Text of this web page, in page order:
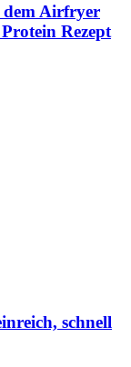
dem Airfryer
Rezept
schnell